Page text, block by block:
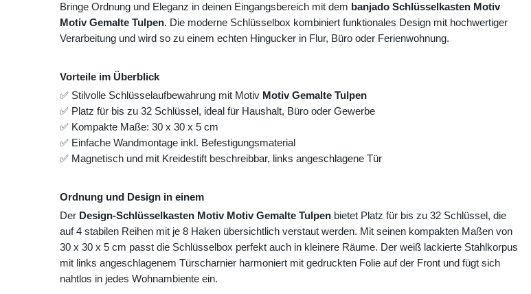
Bringe Ordnung und Eleganz in deinen Eingangsbereich mit dem banjado Schlüsselkasten Motiv
Motiv Gemalte Tulpen. Die moderne Schlüsselbox kombiniert funktionales Design mit hochwertiger
Verarbeitung und wird so zu einem echten Hingucker in Flur, Büro oder Ferienwohnung.
Vorteile im Überblick
✅ Stilvolle Schlüsselaufbewahrung mit Motiv Motiv Gemalte Tulpen
✅ Platz für bis zu 32 Schlüssel, ideal für Haushalt, Büro oder Gewerbe
✅ Kompakte Maße: 30 x 30 x 5 cm
✅ Einfache Wandmontage inkl. Befestigungsmaterial
✅ Magnetisch und mit Kreidestift beschreibbar, links angeschlagene Tür
Ordnung und Design in einem
Der Design-Schlüsselkasten Motiv Motiv Gemalte Tulpen bietet Platz für bis zu 32 Schlüssel, die
auf 4 stabilen Reihen mit je 8 Haken übersichtlich verstaut werden. Mit seinen kompakten Maßen von
30 x 30 x 5 cm passt die Schlüsselbox perfekt auch in kleinere Räume. Der weiß lackierte Stahlkorpus
mit links angeschlagenem Türscharnier harmoniert mit gedruckten Folie auf der Front und fügt sich
nahtlos in jedes Wohnambiente ein.